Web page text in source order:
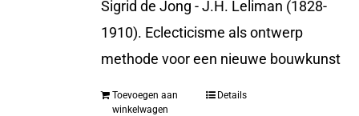
Sigrid de Jong - J.H. Leliman (1828-
1910). Eclecticisme als ontwerp
methode voor een nieuwe bouwkunst
Toevoegen aan
winkelwagen
Details